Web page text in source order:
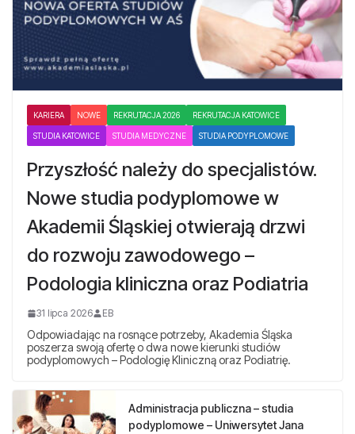
KARIERA NOWE REKRUTACJA 2026 REKRUTACJA KATOWICE
STUDIA KATOWICE STUDIA MEDYCZNE STUDIA PODYPLOMOWE
Przyszłość należy do specjalistów.
Nowe studia podyplomowe w
Akademii Śląskiej otwierają drzwi
do rozwoju zawodowego –
Podologia kliniczna oraz Podiatria
31 lipca 2026 EB
Odpowiadając na rosnące potrzeby, Akademia Śląska
poszerza swoją ofertę o dwa nowe kierunki studiów
podyplomowych – Podologię Kliniczną oraz Podiatrię.
Administracja publiczna – studia
podyplomowe – Uniwersytet Jana